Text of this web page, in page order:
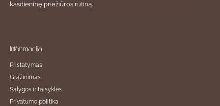
kasdieninę priežiūros rutiną.
Informacija
Pristatymas
Grąžinimas
Sąlygos ir taisyklės
Privatumo politika